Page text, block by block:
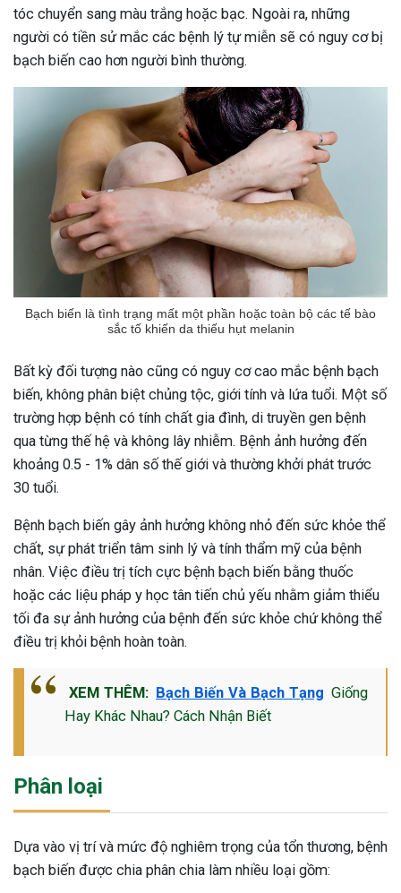
Thông Tin Cần Biết
sau sinh là tình trạng viêm da
phổ biến, khiến đôi bàn tay,
của chị em trở nên khô...
tóc chuyển sang màu trắng hoặc bạc. Ngoài ra, những
người có tiền sử mắc các bệnh lý tự miễn sẽ có nguy cơ bị
bạch biến cao hơn người bình thường.
Bạch biến là tình trạng mất một phần hoặc toàn bộ các tế bào
sắc tố khiến da thiếu hụt melanin
Bất kỳ đối tượng nào cũng có nguy cơ cao mắc bệnh bạch
biến, không phân biệt chủng tộc, giới tính và lứa tuổi. Một số
trường hợp bệnh có tính chất gia đình, di truyền gen bệnh
qua từng thế hệ và không lây nhiễm. Bệnh ảnh hưởng đến
khoảng 0.5 - 1% dân số thế giới và thường khởi phát trước
30 tuổi.
Bệnh bạch biến gây ảnh hưởng không nhỏ đến sức khỏe thể
chất, sự phát triển tâm sinh lý và tính thẩm mỹ của bệnh
nhân. Việc điều trị tích cực bệnh bạch biến bằng thuốc
hoặc các liệu pháp y học tân tiến chủ yếu nhằm giảm thiểu
tối đa sự ảnh hưởng của bệnh đến sức khỏe chứ không thể
điều trị khỏi bệnh hoàn toàn.
XEM THÊM: Bạch Biến Và Bạch Tạng Giống
Hay Khác Nhau? Cách Nhận Biết
Phân loại
Dựa vào vị trí và mức độ nghiêm trọng của tổn thương, bệnh
bạch biến được chia phân chia làm nhiều loại gồm: